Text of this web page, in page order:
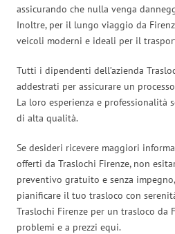
assicurando che nulla venga
Inoltre, per il lungo viaggio da
veicoli moderni e ideali per il
Tutti i dipendenti dell’azienda
addestrati per assicurare un
La loro esperienza e professionalità
di alta qualità.
Se desideri ricevere maggiori
offerti da Traslochi Firenze, non
preventivo gratuito e senza
pianificare il tuo trasloco con
Traslochi Firenze per un trasloco da
problemi e a prezzi equi.